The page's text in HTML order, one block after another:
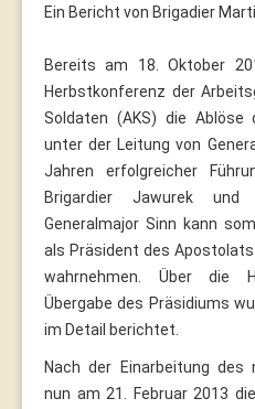
Ein Bericht von Brigadier
Bereits am 18. Oktober
Herbstkonferenz der
Soldaten (AKS) die Ablöse
unter der Leitung von
Jahren erfolgreicher
Brigardier Jawurek und
Generalmajor Sinn kann
als Präsident des
wahrnehmen. Über die
Übergabe des Präsidiums
im Detail berichtet.
Nach der Einarbeitung des
nun am 21. Februar 2013